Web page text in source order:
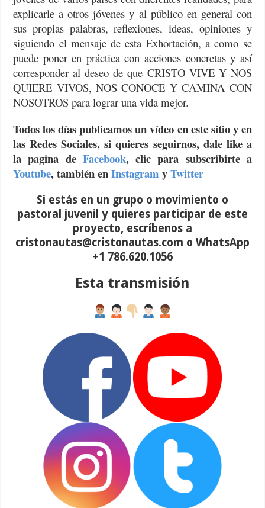
explicarle a otros jóvenes y al público en general con
sus propias palabras, reflexiones, ideas, opiniones y
siguiendo el mensaje de esta Exhortación, a como se
puede poner en práctica con acciones concretas y así
corresponder al deseo de que CRISTO VIVE Y NOS
QUIERE VIVOS, NOS CONOCE Y CAMINA CON
NOSOTROS para lograr una vida mejor.
Todos los días publicamos un vídeo en este sitio y en
las Redes Sociales, si quieres seguirnos, dale like a
la pagina de Facebook, clic para subscribirtea
Youtube, también enInstagram yTwitter
Si estás en un grupo o movimiento o
pastoral juvenil y quieres participar de este
proyecto, escríbenosa
cristonautas@cristonautas.com o WhatsApp
+1 786.620.1056
Esta transmisión